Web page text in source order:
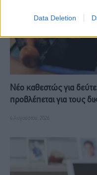
Data Deletion
Νέο καθεστώς για
προβλέπεται για τους
4 Αυγούστου, 2026